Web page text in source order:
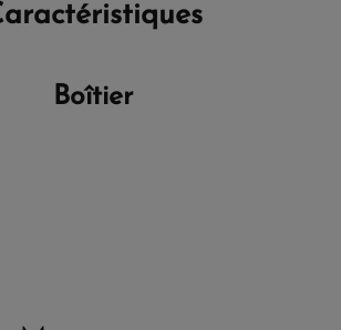
Boîtier